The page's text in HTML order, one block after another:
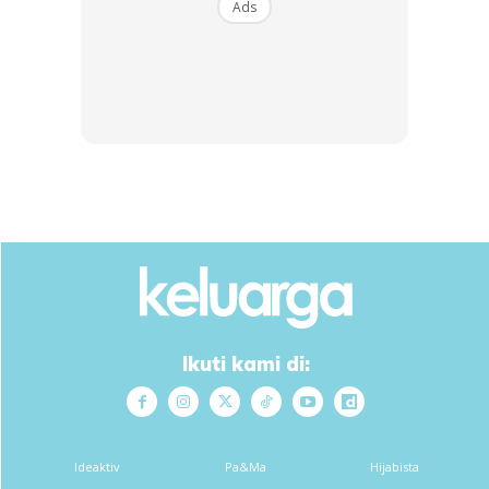
Berpegang pada prinsip ‘beauty with brain and money,’
yang ana walaupun mencari rezeki di bangku sekolah tetapi
pendidikan tetap diutamakan.
Anda mungkin berminat dengan
Ads
Ikuti kami di:
Ideaktiv Pa&Ma Hijabista